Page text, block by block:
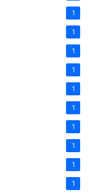
1
1
1
1
1
1
1
1
1
1